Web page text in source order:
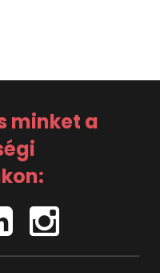
minket a